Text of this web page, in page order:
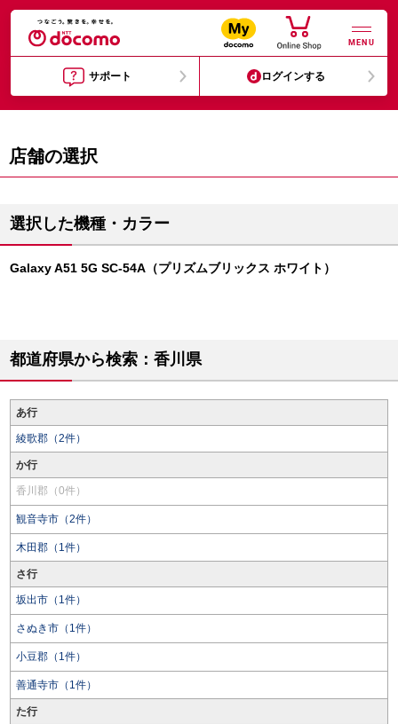
MENU
サポート ログインする
店舗の選択
選択した機種・カラー
Galaxy A51 5G SC-54A（プリズムブリックス ホワイト）
都道府県から検索：香川県
あ行
綾歌郡（2件）
か行
香川郡（0件）
観音寺市（2件）
木田郡（1件）
さ行
坂出市（1件）
さぬき市（1件）
小豆郡（1件）
善通寺市（1件）
た行